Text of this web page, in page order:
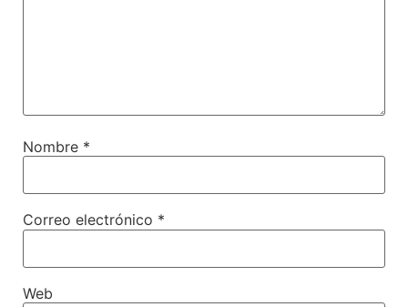
Nombre *
Correo electrónico *
Web